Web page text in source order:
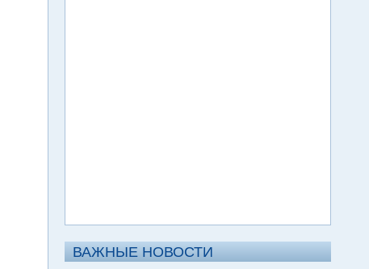
ВАЖНЫЕ НОВОСТИ